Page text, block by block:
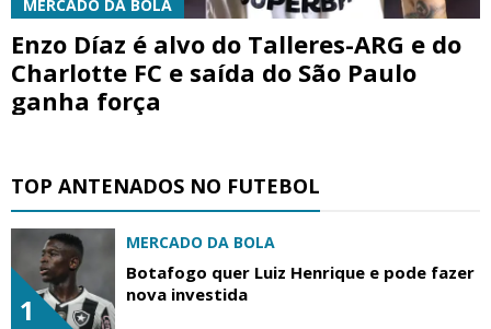
MERCADO DA BOLA
Enzo Díaz é alvo do Talleres-ARG e do
Charlotte FC e saída do São Paulo
ganha força
TOP ANTENADOS NO FUTEBOL
1
MERCADO DA BOLA
Botafogo quer Luiz Henrique e pode fazer
nova investida